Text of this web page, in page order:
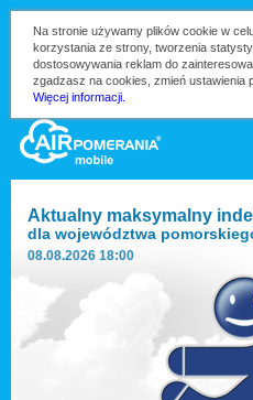
Na stronie używamy plików cookie w
korzystania ze strony, tworzenia
dostosowywania reklam do
zgadzasz na cookies, zmień ustawienia
Więcej informacji.
Aktualny maksymalny
dla województwa
08.08.2026 18:00